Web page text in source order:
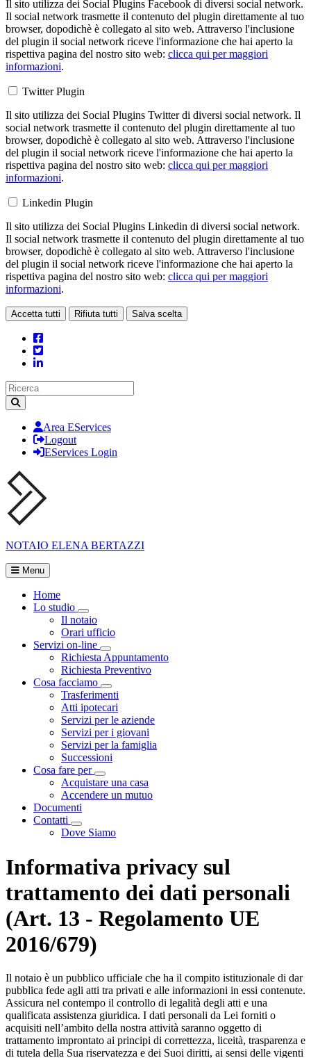
Il sito utilizza dei Social Plugins Facebook di diversi social network.
Il social network trasmette il contenuto del plugin direttamente al tuo
browser, dopodichè è collegato al sito web. Attraverso l'inclusione
del plugin il social network riceve l'informazione che hai aperto la
rispettiva pagina del nostro sito web: clicca qui per maggiori
informazioni.
Twitter Plugin
Il sito utilizza dei Social Plugins Twitter di diversi social network. Il
social network trasmette il contenuto del plugin direttamente al tuo
browser, dopodichè è collegato al sito web. Attraverso l'inclusione
del plugin il social network riceve l'informazione che hai aperto la
rispettiva pagina del nostro sito web: clicca qui per maggiori
informazioni.
Linkedin Plugin
Il sito utilizza dei Social Plugins Linkedin di diversi social network.
Il social network trasmette il contenuto del plugin direttamente al tuo
browser, dopodichè è collegato al sito web. Attraverso l'inclusione
del plugin il social network riceve l'informazione che hai aperto la
rispettiva pagina del nostro sito web: clicca qui per maggiori
informazioni.
Accetta tutti Rifiuta tutti Salva scelta
Area EServices
Logout
EServices Login
NOTAIO ELENA BERTAZZI
Menu
Home
Lo studio
Visualizza menù di secondo livello
Il notaio
Orari ufficio
Servizi on-line
Visualizza menù di secondo livello
Richiesta Appuntamento
Richiesta Preventivo
Cosa facciamo
Visualizza menù di secondo livello
Trasferimenti
Atti ipotecari
Servizi per le aziende
Servizi per i giovani
Servizi per la famiglia
Successioni
Cosa fare per
Visualizza menù di secondo livello
Acquistare una casa
Accendere un mutuo
Documenti
Contatti
Visualizza menù di secondo livello
Dove Siamo
Informativa privacy sul
trattamento dei dati personali
(Art. 13 - Regolamento UE
2016/679)
Il notaio è un pubblico ufficiale che ha il compito istituzionale di dar
pubblica fede agli atti tra privati e alle informazioni in essi contenute.
Assicura nel contempo il controllo di legalità degli atti e una
qualificata assistenza giuridica. I dati personali da Lei forniti o
acquisiti nell’ambito della nostra attività saranno oggetto di
trattamento improntato ai principi di correttezza, liceità, trasparenza e
di tutela della Sua riservatezza e dei Suoi diritti, ai sensi delle vigenti